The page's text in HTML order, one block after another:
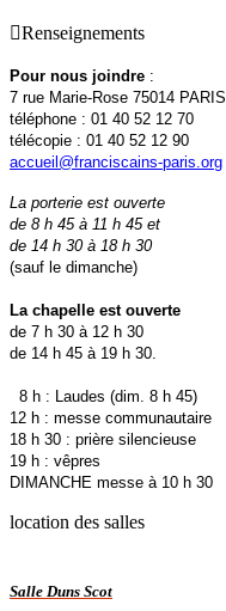
Renseignements
Pour nous joindre :
7 rue Marie-Rose 75014 PARIS
téléphone : 01 40 52 12 70
télécopie : 01 40 52 12 90
accueil@franciscains-paris.org
La porterie est ouverte
de 8 h 45 à 11 h 45 et
de 14 h 30 à 18 h 30
(sauf le dimanche)
La chapelle est ouverte
de 7 h 30 à 12 h 30
de 14 h 45 à 19 h 30.
8 h : Laudes (dim. 8 h 45)
12 h : messe communautaire
18 h 30 : prière silencieuse
19 h : vêpres
DIMANCHE messe à 10 h 30
location des salles
Salle Duns Scot